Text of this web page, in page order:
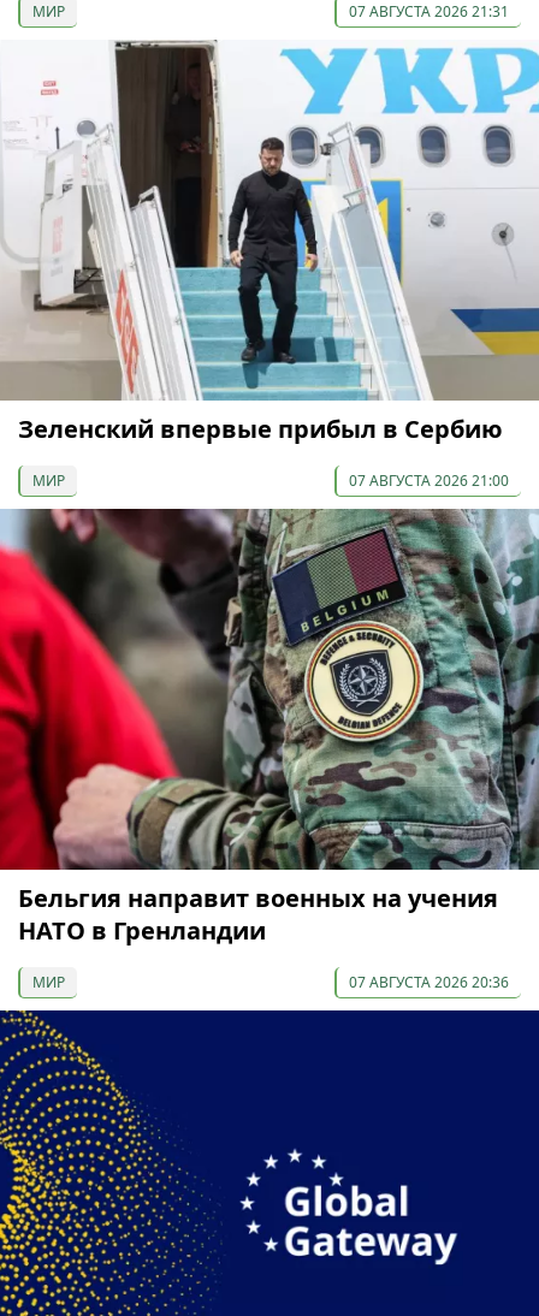
МИР 07 АВГУСТА 2026 21:31
Зеленский впервые прибыл в Сербию
МИР 07 АВГУСТА 2026 21:00
Бельгия направит военных на учения
НАТО в Гренландии
МИР 07 АВГУСТА 2026 20:36